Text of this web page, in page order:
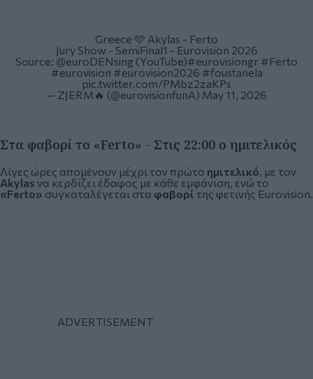
Greece 🩵 Akylas - Ferto
Jury Show - SemiFinal1 - Eurovision 2026
Source: @euroDENsing (YouTube)#eurovisiongr #Ferto
#eurovision #eurovision2026 #foustanela
pic.twitter.com/PMbz2zaKPs
— ZJERM🔥 (@eurovisionfunA) May 11, 2026
Στα φαβορί το «Ferto» - Στις 22:00 ο ημιτελικός
Λίγες ώρες απομένουν μέχρι τον πρώτο ημιτελικό, με τον
Akylas να κερδίζει έδαφος με κάθε εμφάνιση, ενώ το
«Ferto» συγκαταλέγεται στα φαβορί της φετινής Eurovision.